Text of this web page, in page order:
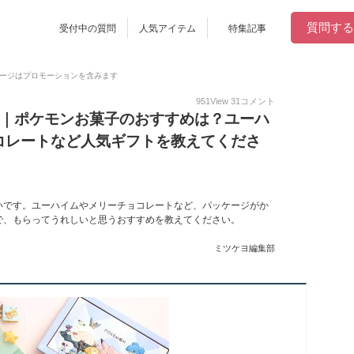
受付中の質問 人気アイテム 特集記事 質問する
ジはプロモーションを含みます
951View 31 コメント
ポケモンお菓子のおすすめは？ユーハ
ートなど人気ギフトを教えてくださ
す。ユーハイムやメリーチョコレートなど、パッケージがか
もらってうれしいと思うおすすめを教えてください。
ミツケヨ編集部